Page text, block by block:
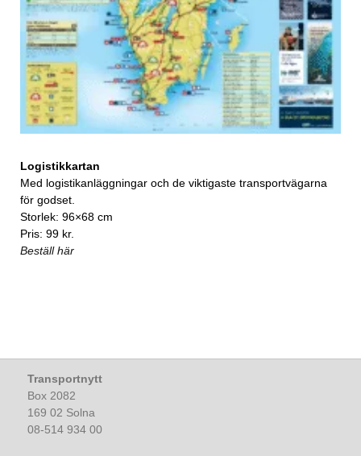
Logistikkartan
Med logistikanläggningar och de viktigaste transportvägarna
för godset.
Storlek: 96×68 cm
Pris: 99 kr.
Beställ här
Transportnytt
Box 2082
169 02 Solna
08-514 934 00